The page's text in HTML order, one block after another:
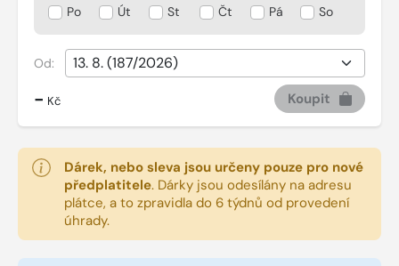
Po
Út St Čt Pá So
Od:
- Kč Koupit
Dárek, nebo sleva jsou určeny pouze pro nové
předplatitele. Dárky jsou odesílány na adresu
plátce, a to zpravidla do 6 týdnů od provedení
úhrady.